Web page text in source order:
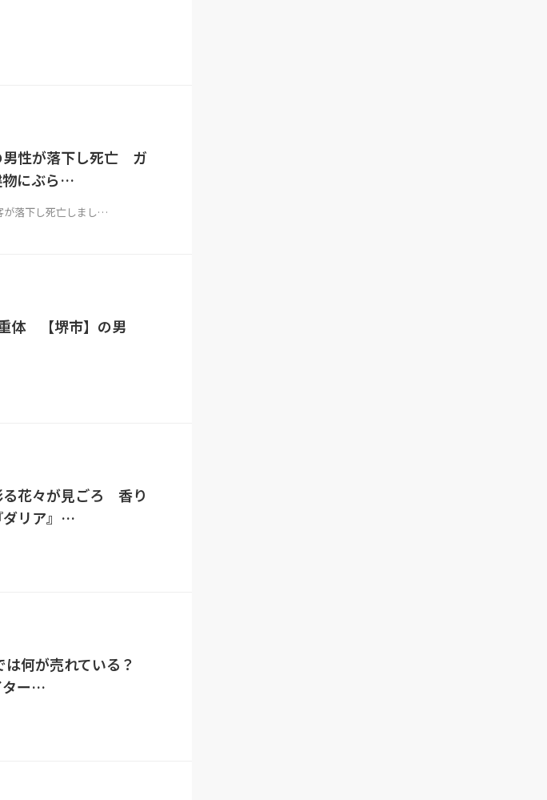
男性が落下し死亡 ガ
物にぶら…
が落下し死亡しまし…
重体 【堺市】の男
る花々が見ごろ 香り
ダリア』…
は何が売れている？
ター…